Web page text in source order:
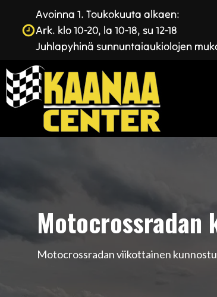
Avoinna 1. Toukokuuta alkaen:
Ark. klo 10-20, la 10-18, su 12-18
Juhlapyhinä sunnuntaiaukiolojen
Motocrossradan
Motocrossradan viikottainen